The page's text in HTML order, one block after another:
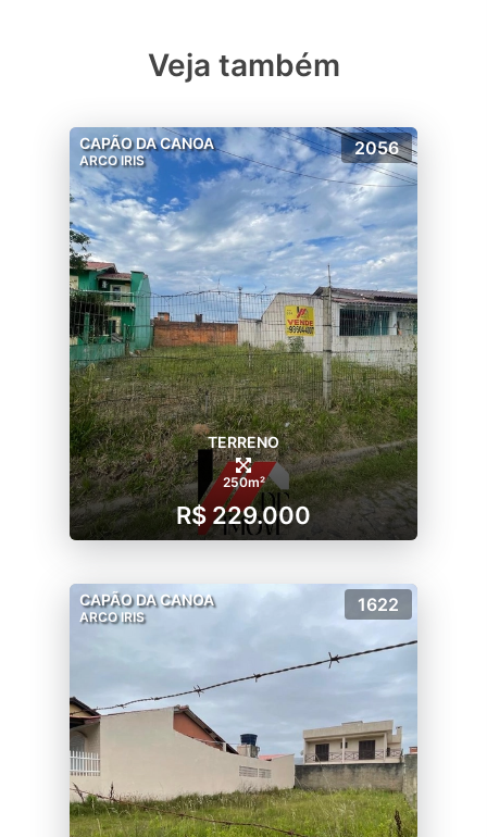
Veja também
CAPÃO DA CANOA
ARCO IRIS
2056
TERRENO
250m²
R$ 229.000
CAPÃO DA CANOA
ARCO IRIS
1622